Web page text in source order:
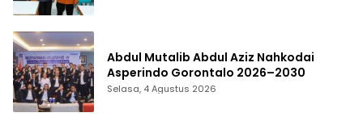
Abdul Mutalib Abdul Aziz Nahkodai
Asperindo Gorontalo 2026–2030
Selasa, 4 Agustus 2026